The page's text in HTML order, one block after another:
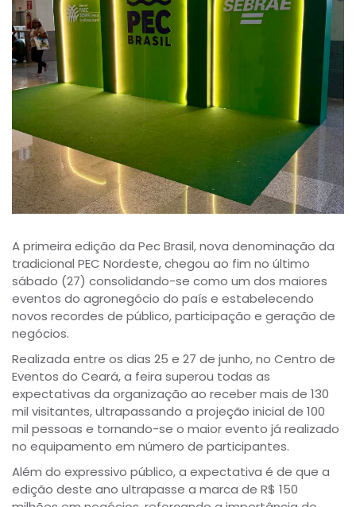
A primeira edição da Pec Brasil, nova denominação da
tradicional PEC Nordeste, chegou ao fim no último
sábado (27) consolidando-se como um dos maiores
eventos do agronegócio do país e estabelecendo
novos recordes de público, participação e geração de
negócios.
Realizada entre os dias 25 e 27 de junho, no Centro de
Eventos do Ceará, a feira superou todas as
expectativas da organização ao receber mais de 130
mil visitantes, ultrapassando a projeção inicial de 100
mil pessoas e tornando-se o maior evento já realizado
no equipamento em número de participantes.
Além do expressivo público, a expectativa é de que a
edição deste ano ultrapasse a marca de R$ 150